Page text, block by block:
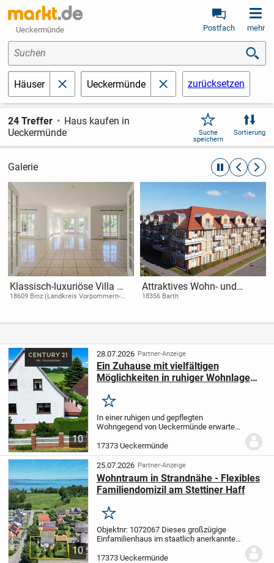
Ueckermünde Postfach mehr
Suchen
Häuser schließenUeckermünde schließenzurücksetzen
24 Treffer
Haus kaufen in
Ueckermünde
Suche
speichern
Sortierung
Galerie automatische
Klassisch-luxuriöse Villa mit
traumhaftem Seeblick,
18609 Binz (Landkreis Vorpommern-
Attraktives Wohn- und
Geschäftshaus in bester
Hafen
18356 Barth
10
28.07.2026 Partner-Anzeige
Ein Zuhause mit vielfältigen
Möglichkeiten in ruhiger Wohnlage
Merken
In einer ruhigen und gepflegten
Wohngegend von Ueckermünde erwartet
mit Einliegerwohnung auf einem ca. 1.400
m² großen Grundstück. Die im Jahr 1993
errichtete...
17373 Ueckermünde
10
25.07.2026 Partner-Anzeige
Wohntraum in Strandnähe - Flexibles
Familiendomizil am Stettiner Haff
Merken
Objektnr: 1072067 Dieses großzügige
Einfamilienhaus im staatlich anerkannten
Wohnkomfort, außergewöhnliche
17373 Ueckermünde